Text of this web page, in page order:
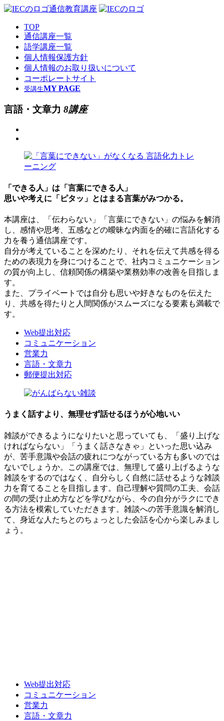
通信教育講座
TOP
通信講座一覧
語学講座一覧
個人情報保護方針
個人情報のお取り扱いについて
コーポレートサイト
受講生MY PAGE
言語・文章力 8講座
「できる人」は「言葉にできる人」
思いや考えに「ピタッ」とはまる言葉がみつかる。
​本講座は、「伝わらない」「言葉にできない」の悩みを解消
し、感情や思考、五感などの曖昧な内面を的確に言語化する
力を養う通信講座です。
​自分が考えていることを深めたり、それを伝えて共感を得る
ための表現力を身につけることで、社内コミュニケーション
の質が向上し、信頼関係の構築や業務効率の改善を目指しま
す。
また、プライベートでは自分も思いや好きなものを伝えた
り、共感を得たりと人間関係がスムーズになる要素も満載で
す。
Web提出対応
コミュニケーション
営業力
言語・文章力
郵便提出対応
うまく話すより、無理せず話せるほうが心地いい
雑談ができるようになりたいと思っていても、「盛り上げな
ければならない」「うまく話さなきゃ」といった思い込み
が、苦手意識や会話の疲れにつながっている方も多いのでは
ないでしょうか。この講座では、無理して盛り上げるような
雑談をするのではなく、自分らしく自然に話せるような雑談
力を育てることを目指します。自己理解や質問の工夫、会話
の間の受け止め方などを学びながら、今の自分がラクにでき
る方法を模索していただきます。雑談への苦手意識を解消し
て、身近な人たちとのちょっとした会話を心から楽しみまし
ょう。
Web提出対応
コミュニケーション
営業力
言語・文章力